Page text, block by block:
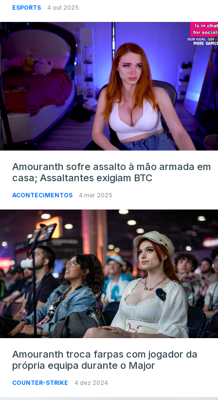
ESPORTS 4 out 2025
Amouranth sofre assalto à mão armada em
casa; Assaltantes exigiam BTC
ACONTECIMENTOS 4 mar 2025
Amouranth troca farpas com jogador da
própria equipa durante o Major
COUNTER-STRIKE 4 dez 2024